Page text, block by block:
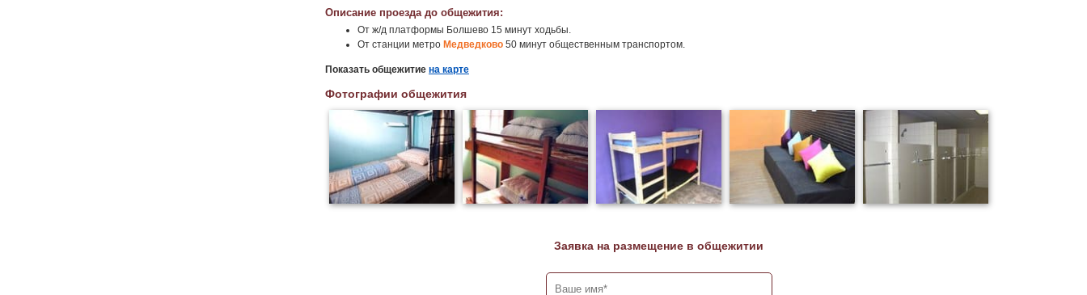
Описание проезда до общежития:
От ж/д платформы Болшево 15 минут ходьбы.
От станции метро Медведково 50 минут общественным транспортом.
Показать общежитие на карте
Фотографии общежития
Заявка на размещение в общежитии